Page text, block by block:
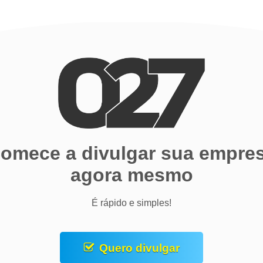
a divulgar sua
agora mesmo
É rápido e simples!
Quero divulgar